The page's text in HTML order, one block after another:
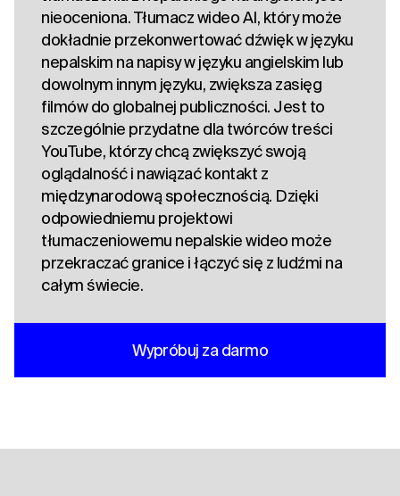
nieoceniona. Tłumacz wideo AI, który może
dokładnie przekonwertować dźwięk w języku
nepalskim na napisy w języku angielskim lub
dowolnym innym języku, zwiększa zasięg
filmów do globalnej publiczności. Jest to
szczególnie przydatne dla twórców treści
YouTube, którzy chcą zwiększyć swoją
oglądalność i nawiązać kontakt z
międzynarodową społecznością. Dzięki
odpowiedniemu projektowi
tłumaczeniowemu nepalskie wideo może
przekraczać granice i łączyć się z ludźmi na
całym świecie.
Wypróbuj za darmo